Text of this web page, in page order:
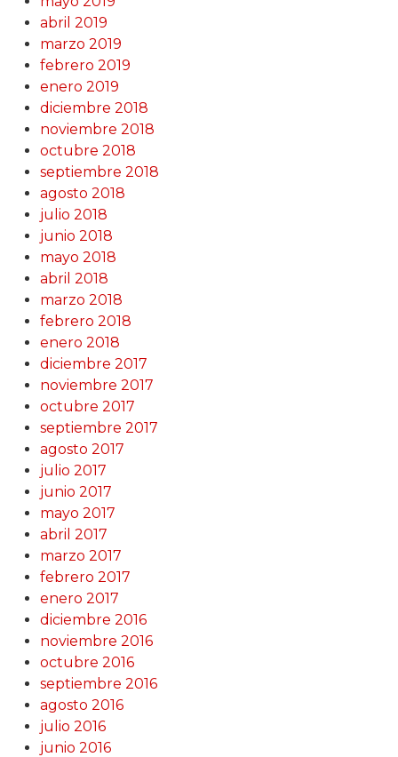
abril 2019
marzo 2019
febrero 2019
enero 2019
diciembre 2018
noviembre 2018
octubre 2018
septiembre 2018
agosto 2018
julio 2018
junio 2018
mayo 2018
abril 2018
marzo 2018
febrero 2018
enero 2018
diciembre 2017
noviembre 2017
octubre 2017
septiembre 2017
agosto 2017
julio 2017
junio 2017
mayo 2017
abril 2017
marzo 2017
febrero 2017
enero 2017
diciembre 2016
noviembre 2016
octubre 2016
septiembre 2016
agosto 2016
julio 2016
junio 2016